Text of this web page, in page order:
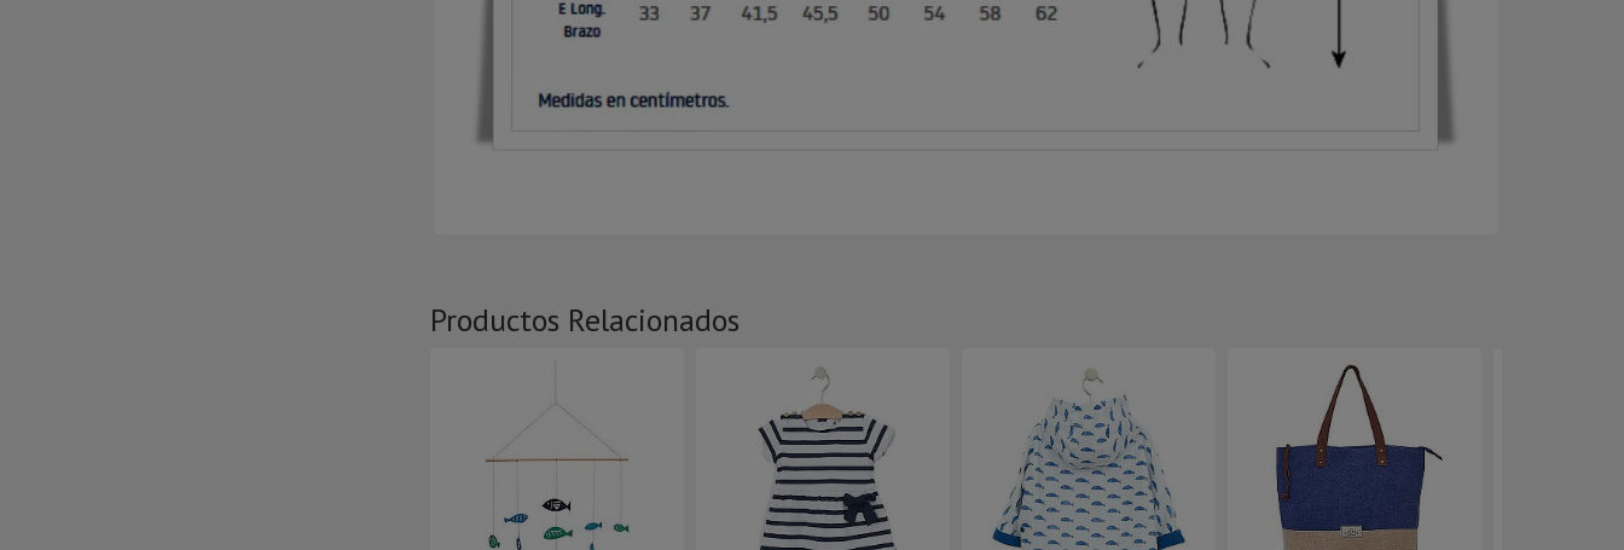
Productos Relacionados